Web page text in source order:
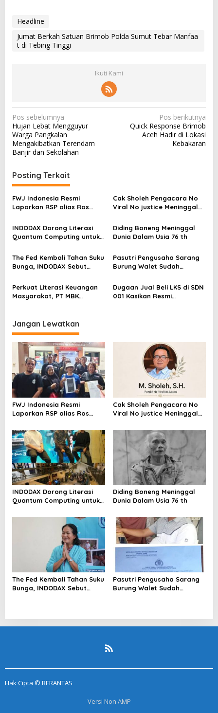
Headline
Jumat Berkah Satuan Brimob Polda Sumut Tebar Manfaa
t di Tebing Tinggi
Ikuti Kami
N
a
v
i
g
a
s
i
p
o
s
Pos sebelumnya
Hujan Lebat Mengguyur
Warga Pangkalan
Mengakibatkan Terendam
Banjir dan Sekolahan
Pos berikutnya
Quick Response Brimob
Aceh Hadir di Lokasi
Kebakaran
Posting Terkait
FWJ Indonesia Resmi
Laporkan RSP alias Ros
Cak Sholeh Pengacara No
Viral No justice Meninggal
INDODAX Dorong Literasi
Quantum Computing untuk
Blockchain
Diding Boneng Meninggal
Dunia Dalam Usia 76 th
The Fed Kembali Tahan Suku
Bunga, INDODAX Sebut
Sentimen Pasar
Pasutri Pengusaha Sarang
Burung Walet Sudah
Pelapor Desak Polda Jambi
Segera Lakukan Penahanan
Perkuat Literasi Keuangan
Masyarakat, PT MBK
Dugaan Jual Beli LKS di SDN
001 Kasikan Resmi
Jangan Lewatkan
FWJ Indonesia Resmi
Laporkan RSP alias Ros
Cak Sholeh Pengacara No
Viral No justice Meninggal
INDODAX Dorong Literasi
Quantum Computing untuk
Blockchain
Diding Boneng Meninggal
Dunia Dalam Usia 76 th
The Fed Kembali Tahan Suku
Bunga, INDODAX Sebut
Pasutri Pengusaha Sarang
Burung Walet Sudah
Hak Cipta © BERANTAS
Versi Non AMP